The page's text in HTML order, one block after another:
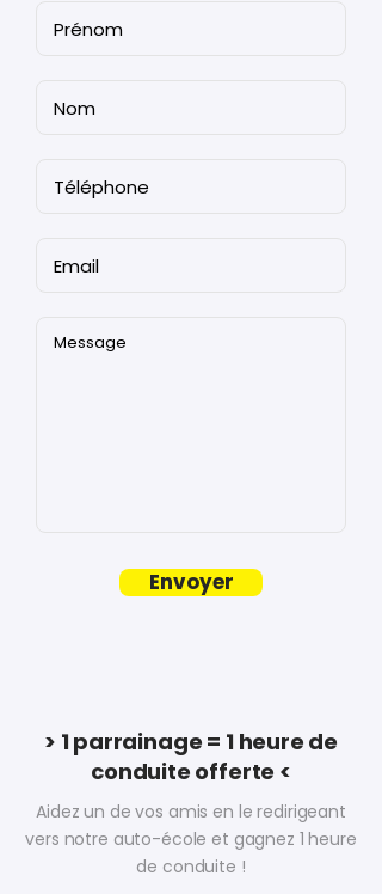
Envoyer
> 1 parrainage = 1 heure de
conduite offerte <
Aidez un de vos amis en le redirigeant
vers notre auto-école et gagnez 1 heure
de conduite !